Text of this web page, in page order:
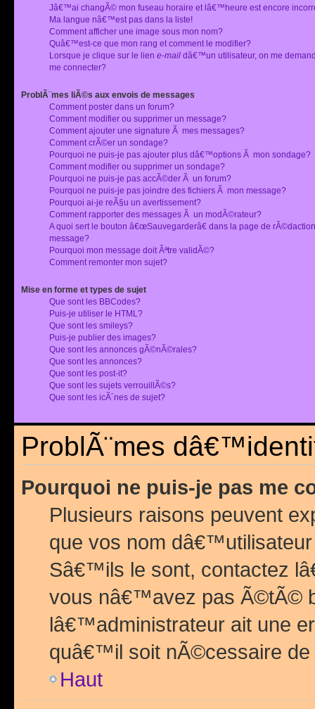
Jâ€™ai changÃ© mon fuseau horaire et lâ€™heure est encore
Ma langue nâ€™est pas dans la liste!
Comment afficher une image sous mon nom?
Quâ€™est-ce que mon rang et comment le modifier?
Lorsque je clique sur le lien e-mail dâ€™un utilisateur, on me
me connecter?
ProblÃ¨mes liÃ©s aux envois de messages
Comment poster dans un forum?
Comment modifier ou supprimer un message?
Comment ajouter une signature Ã mes messages?
Comment crÃ©er un sondage?
Pourquoi ne puis-je pas ajouter plus dâ€™options Ã mon sondage?
Comment modifier ou supprimer un sondage?
Pourquoi ne puis-je pas accÃ©der Ã un forum?
Pourquoi ne puis-je pas joindre des fichiers Ã mon message?
Pourquoi ai-je reÃ§u un avertissement?
Comment rapporter des messages Ã un modÃ©rateur?
A quoi sert le bouton â€œSauvegarderâ€ dans la page de
message?
Pourquoi mon message doit Ãªtre validÃ©?
Comment remonter mon sujet?
Mise en forme et types de sujet
Que sont les BBCodes?
Puis-je utiliser le HTML?
Que sont les smileys?
Puis-je publier des images?
Que sont les annonces gÃ©nÃ©rales?
Que sont les annonces?
Que sont les post-it?
Que sont les sujets verrouillÃ©s?
Que sont les icÃ´nes de sujet?
ProblÃ¨mes
Pourquoi ne puis-je pas me
Plusieurs raisons peuvent
que vos nom
Sâ€™ils le sont, contactez
vous nâ€™avez pas Ã©tÃ©
lâ€™administrateur ait une
quâ€™il soit nÃ©cessaire de
Haut